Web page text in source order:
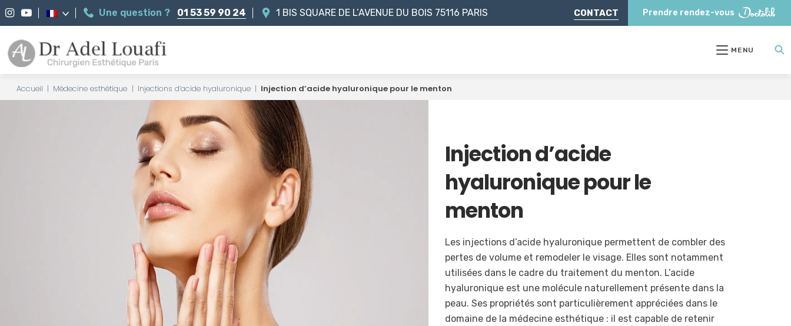
Une question ? 01 53 59 90 24 1 BIS SQUARE DE L’AVENUE DU BOIS 75116 PARIS CONTACT Prendre rendez-vous
MENU
Accueil | Médecine esthétique | Injections d’acide hyaluronique | Injection d’acide hyaluronique pour le menton
Injection d’acide
hyaluronique pour le
menton
Les injections d’acide hyaluronique permettent de combler des
pertes de volume et remodeler le visage. Elles sont notamment
utilisées dans le cadre du traitement du menton. L’acide
hyaluronique est une molécule naturellement présente dans la
peau. Ses propriétés sont particulièrement appréciées dans le
domaine de la médecine esthétique : il est capable de retenir